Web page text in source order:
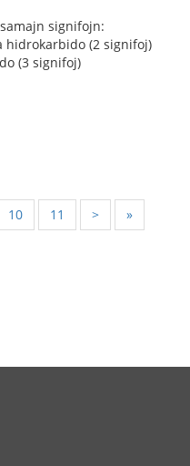
signifojn:
hidrokarbido (2 signifoj)
(3 signifoj)
10 11 > »